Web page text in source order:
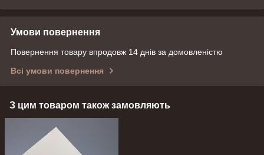
Умови повернення
Повернення товару впродовж 14 днів за домовленістю
Всі умови повернення
З цим товаром також замовляють